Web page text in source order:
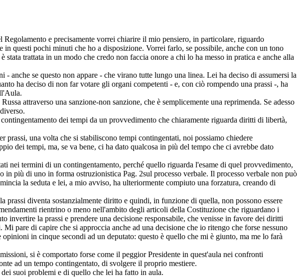
e precisamente vorrei chiarire il mio pensiero, in particolare, riguardo
questi pochi minuti che ho a disposizione. Vorrei farlo, se possibile, anche con un tono
trattata in un modo che credo non faccia onore a chi lo ha messo in pratica e anche alla
anche se questo non appare - che virano tutte lungo una linea. Lei ha deciso di assumersi la
ha deciso di non far votare gli organi competenti - e, con ciò rompendo una prassi -, ha
attraverso una sanzione-non sanzione, che è semplicemente una reprimenda. Se adesso
dei tempi da un provvedimento che chiaramente riguarda diritti di libertà,
una volta che si stabiliscono tempi contingentati, noi possiamo chiedere
dei tempi, ma, se va bene, ci ha dato qualcosa in più del tempo che ci avrebbe dato
nei termini di un contingentamento, perché quello riguarda l'esame di quel provvedimento,
in più di uno in forma ostruzionistica Pag. 2sul processo verbale. Il processo verbale non può
la seduta e lei, a mio avviso, ha ulteriormente compiuto una forzatura, creando di
diventa sostanzialmente diritto e quindi, in funzione di quella, non possono essere
rientrino o meno nell'ambito degli articoli della Costituzione che riguardano i
la prassi e prendere una decisione responsabile, che venisse in favore dei diritti
pare di capire che si approccia anche ad una decisione che io ritengo che forse nessuno
in cinque secondi ad un deputato: questo è quello che mi è giunto, ma me lo farà
si è comportato forse come il peggior Presidente in quest'aula nei confronti
ad un tempo contingentato, di svolgere il proprio mestiere.
suoi problemi e di quello che lei ha fatto in aula.